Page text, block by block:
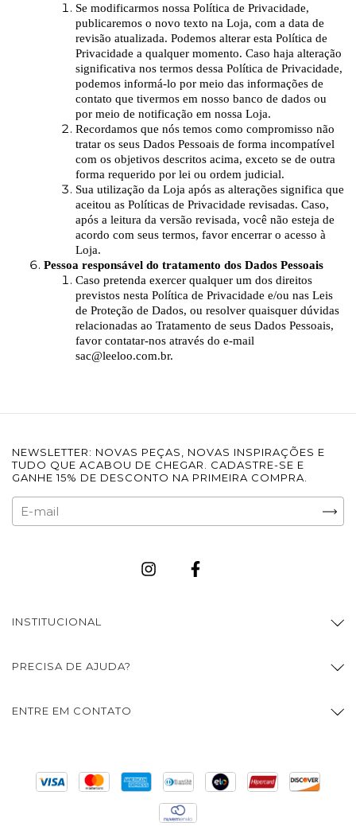
Se modificarmos nossa Política de Privacidade,
publicaremos o novo texto na Loja, com a data de
revisão atualizada. Podemos alterar esta Política de
Privacidade a qualquer momento. Caso haja alteração
significativa nos termos dessa Política de Privacidade,
podemos informá-lo por meio das informações de
contato que tivermos em nosso banco de dados ou
por meio de notificação em nossa Loja.
Recordamos que nós temos como compromisso não
tratar os seus Dados Pessoais de forma incompatível
com os objetivos descritos acima, exceto se de outra
forma requerido por lei ou ordem judicial.
Sua utilização da Loja após as alterações significa que
aceitou as Políticas de Privacidade revisadas. Caso,
após a leitura da versão revisada, você não esteja de
acordo com seus termos, favor encerrar o acesso à
Loja.
Pessoa responsável do tratamento dos Dados Pessoais
Caso pretenda exercer qualquer um dos direitos
previstos nesta Política de Privacidade e/ou nas Leis
de Proteção de Dados, ou resolver quaisquer dúvidas
relacionadas ao Tratamento de seus Dados Pessoais,
favor contatar-nos através do e-mail
sac@leeloo.com.br.
NEWSLETTER: NOVAS PEÇAS, NOVAS INSPIRAÇÕES E
TUDO QUE ACABOU DE CHEGAR. CADASTRE-SE E
GANHE 15% DE DESCONTO NA PRIMEIRA COMPRA.
INSTITUCIONAL
PRECISA DE AJUDA?
ENTRE EM CONTATO